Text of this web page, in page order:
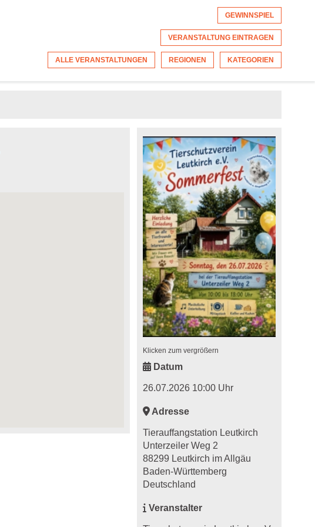
GEWINNSPIEL
VERANSTALTUNG EINTRAGEN
ALLE VERANSTALTUNGEN REGIONEN KATEGORIEN
Klicken zum vergrößern
Datum
26.07.2026 10:00 Uhr
Adresse
Tierauffangstation Leutkirch
Unterzeiler Weg 2
88299 Leutkirch im Allgäu
Baden-Württemberg
Deutschland
Veranstalter